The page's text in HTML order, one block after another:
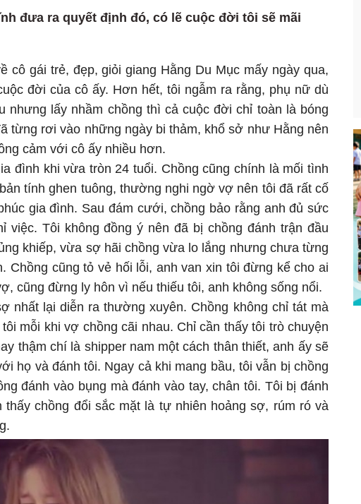
đưa ra quyết định đó, có lẽ cuộc đời tôi sẽ mãi
cô gái trẻ, đẹp, giỏi giang Hằng Du Mục mấy ngày qua,
đời của cô ấy. Hơn hết, tôi ngẫm ra rằng, phụ nữ dù
nhưng lấy nhầm chồng thì cả cuộc đời chỉ toàn là bóng
từng rơi vào những ngày bi thảm, khổ sở như Hằng nên
cảm với cô ấy nhiều hơn.
đình khi vừa tròn 24 tuổi. Chồng cũng chính là mối tình
tính ghen tuông, thường nghi ngờ vợ nên tôi đã rất cố
gia đình. Sau đám cưới, chồng bảo rằng anh đủ sức
việc. Tôi không đồng ý nên đã bị chồng đánh trận đầu
khiếp, vừa sợ hãi chồng vừa lo lắng nhưng chưa từng
Chồng cũng tỏ vẻ hối lỗi, anh van xin tôi đừng kể cho ai
cũng đừng ly hôn vì nếu thiếu tôi, anh không sống nổi.
nhất lại diễn ra thường xuyên. Chồng không chỉ tát mà
mỗi khi vợ chồng cãi nhau. Chỉ cần thấy tôi trò chuyện
thậm chí là shipper nam một cách thân thiết, anh ấy sẽ
họ và đánh tôi. Ngay cả khi mang bầu, tôi vẫn bị chồng
đánh vào bụng mà đánh vào tay, chân tôi. Tôi bị đánh
thấy chồng đổi sắc mặt là tự nhiên hoảng sợ, rúm ró và